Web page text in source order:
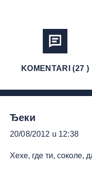
KOMENTARI (27 )
Ђеки
20/08/2012 u 12:38
Хехе, где ти,